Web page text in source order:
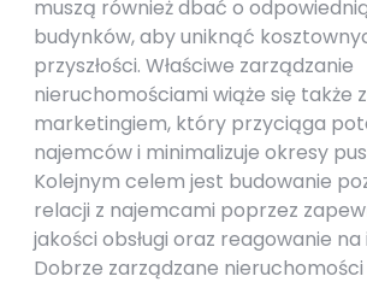
muszą również dbać o
budynków, aby uniknąć
przyszłości. Właściwe zarządzanie
nieruchomościami wiąże się także
marketingiem, który przyciąga
najemców i minimalizuje okresy
Kolejnym celem jest budowanie
relacji z najemcami poprzez
jakości obsługi oraz reagowanie
Dobrze zarządzane